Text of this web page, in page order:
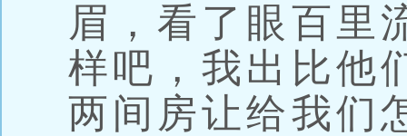
眉，看了眼百里
样吧，我出比他
两间房让给我们